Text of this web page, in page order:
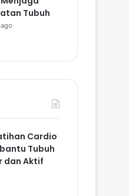
Tubuh
Cardio
Tubuh
dan Aktif